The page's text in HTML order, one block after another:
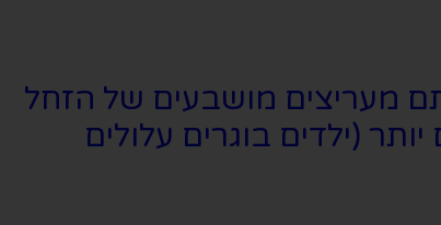
מעריצים מושבעים של הזחל
(ילדים בוגרים עלולים